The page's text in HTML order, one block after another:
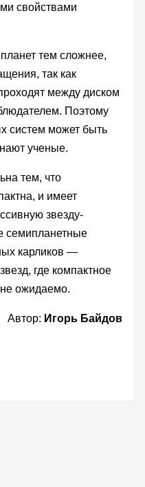
свойствами
тем сложнее,
так как
между диском
Поэтому
систем может быть
ученые.
тем, что
и имеет
звезду-
семипланетные
карликов —
где компактное
ожидаемо.
Автор: Игорь Байдов